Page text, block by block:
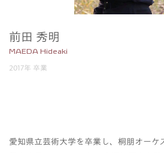
前田 秀明
MAEDA Hideaki
2017年 卒業
愛知県立芸術大学を卒業し、桐朋オーケ